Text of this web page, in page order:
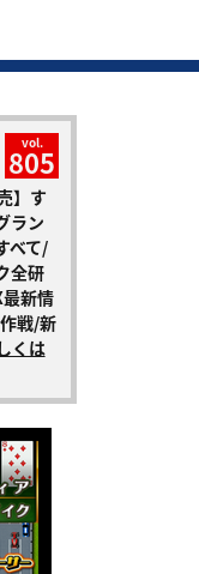
vol.
805
】す
ラン
べて/
全研
新情
戦/新
くは